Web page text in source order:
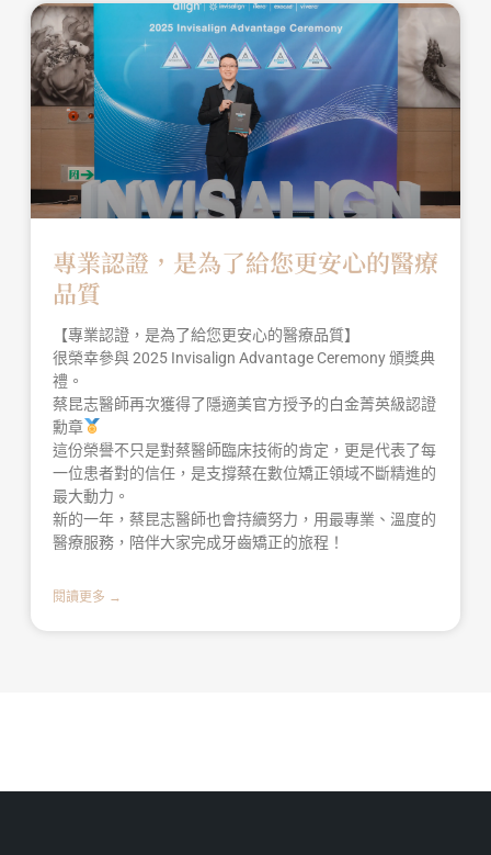
專業認證，是為了給您更安心的醫療
品質
【專業認證，是為了給您更安心的醫療品質】
很榮幸參與 2025 Invisalign Advantage Ceremony 頒獎典
禮。
蔡昆志醫師再次獲得了隱適美官方授予的白金菁英級認證
勳章
這份榮譽不只是對蔡醫師臨床技術的肯定，更是代表了每
一位患者對的信任，是支撐蔡在數位矯正領域不斷精進的
最大動力。
新的一年，蔡昆志醫師也會持續努力，用最專業、溫度的
醫療服務，陪伴大家完成牙齒矯正的旅程！
閱讀更多 →